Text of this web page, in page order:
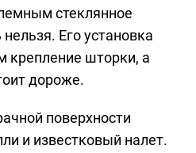
стеклянное
Его установка
крепление шторки, а
дороже.
поверхности
и известковый налет.